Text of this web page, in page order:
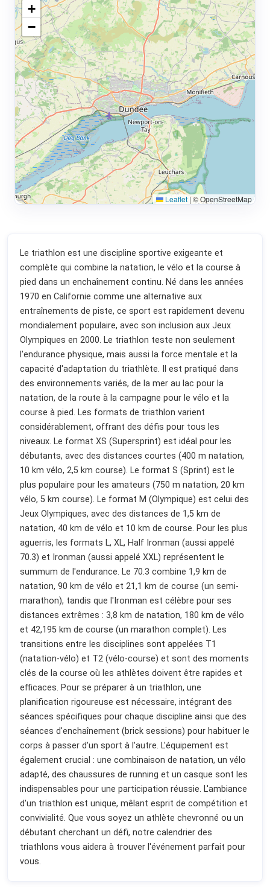
+
−
Leaflet | © OpenStreetMap
Le triathlon est une discipline sportive exigeante et
complète qui combine la natation, le vélo et la course à
pied dans un enchaînement continu. Né dans les années
1970 en Californie comme une alternative aux
entraînements de piste, ce sport est rapidement devenu
mondialement populaire, avec son inclusion aux Jeux
Olympiques en 2000. Le triathlon teste non seulement
l'endurance physique, mais aussi la force mentale et la
capacité d'adaptation du triathlète. Il est pratiqué dans
des environnements variés, de la mer au lac pour la
natation, de la route à la campagne pour le vélo et la
course à pied. Les formats de triathlon varient
considérablement, offrant des défis pour tous les
niveaux. Le format XS (Supersprint) est idéal pour les
débutants, avec des distances courtes (400 m natation,
10 km vélo, 2,5 km course). Le format S (Sprint) est le
plus populaire pour les amateurs (750 m natation, 20 km
vélo, 5 km course). Le format M (Olympique) est celui des
Jeux Olympiques, avec des distances de 1,5 km de
natation, 40 km de vélo et 10 km de course. Pour les plus
aguerris, les formats L, XL, Half Ironman (aussi appelé
70.3) et Ironman (aussi appelé XXL) représentent le
summum de l'endurance. Le 70.3 combine 1,9 km de
natation, 90 km de vélo et 21,1 km de course (un semi-
marathon), tandis que l'Ironman est célèbre pour ses
distances extrêmes : 3,8 km de natation, 180 km de vélo
et 42,195 km de course (un marathon complet). Les
transitions entre les disciplines sont appelées T1
(natation-vélo) et T2 (vélo-course) et sont des moments
clés de la course où les athlètes doivent être rapides et
efficaces. Pour se préparer à un triathlon, une
planification rigoureuse est nécessaire, intégrant des
séances spécifiques pour chaque discipline ainsi que des
séances d'enchaînement (brick sessions) pour habituer le
corps à passer d'un sport à l'autre. L'équipement est
également crucial : une combinaison de natation, un vélo
adapté, des chaussures de running et un casque sont les
indispensables pour une participation réussie. L'ambiance
d'un triathlon est unique, mêlant esprit de compétition et
convivialité. Que vous soyez un athlète chevronné ou un
débutant cherchant un défi, notre calendrier des
triathlons vous aidera à trouver l'événement parfait pour
vous.